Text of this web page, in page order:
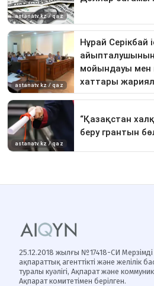
25.12.2018 жылғы №17418-СИ
ақпараттық агенттікті және желілік
туралы куәлігі, Ақпарат және
Ақпарат комитетімен берілген.